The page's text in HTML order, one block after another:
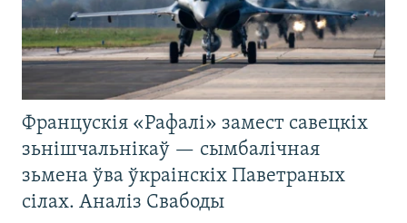
Францускія «Рафалі» замест савецкіх
зьнішчальнікаў — сымбалічная
зьмена ўва ўкраінскіх Паветраных
сілах. Аналіз Свабоды